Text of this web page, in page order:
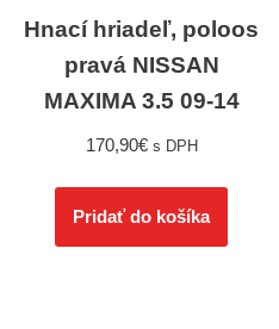
Hnací hriadeľ, poloos
pravá NISSAN
MAXIMA 3.5 09-14
170,90€ s DPH
Pridať do košíka